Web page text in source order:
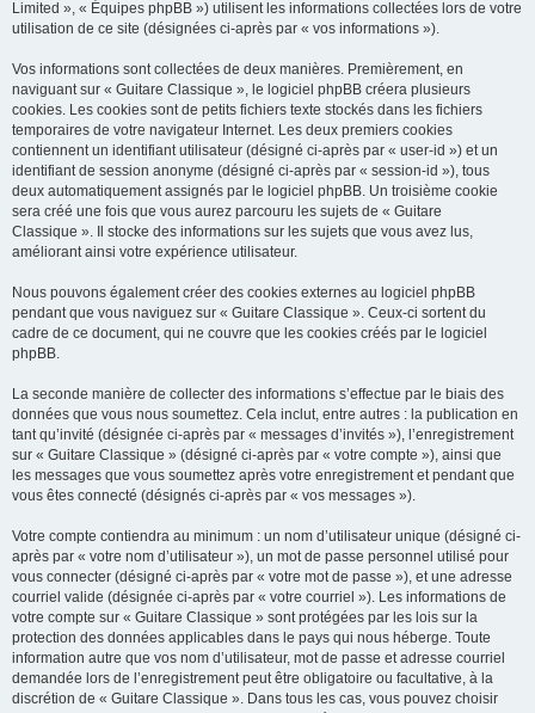
Limited », « Équipes phpBB ») utilisent les informations collectées lors de votre
utilisation de ce site (désignées ci-après par « vos informations »).
Vos informations sont collectées de deux manières. Premièrement, en
naviguant sur « Guitare Classique », le logiciel phpBB créera plusieurs
cookies. Les cookies sont de petits fichiers texte stockés dans les fichiers
temporaires de votre navigateur Internet. Les deux premiers cookies
contiennent un identifiant utilisateur (désigné ci-après par « user-id ») et un
identifiant de session anonyme (désigné ci-après par « session-id »), tous
deux automatiquement assignés par le logiciel phpBB. Un troisième cookie
sera créé une fois que vous aurez parcouru les sujets de « Guitare
Classique ». Il stocke des informations sur les sujets que vous avez lus,
améliorant ainsi votre expérience utilisateur.
Nous pouvons également créer des cookies externes au logiciel phpBB
pendant que vous naviguez sur « Guitare Classique ». Ceux-ci sortent du
cadre de ce document, qui ne couvre que les cookies créés par le logiciel
phpBB.
La seconde manière de collecter des informations s’effectue par le biais des
données que vous nous soumettez. Cela inclut, entre autres : la publication en
tant qu’invité (désignée ci-après par « messages d’invités »), l’enregistrement
sur « Guitare Classique » (désigné ci-après par « votre compte »), ainsi que
les messages que vous soumettez après votre enregistrement et pendant que
vous êtes connecté (désignés ci-après par « vos messages »).
Votre compte contiendra au minimum : un nom d’utilisateur unique (désigné ci-
après par « votre nom d’utilisateur »), un mot de passe personnel utilisé pour
vous connecter (désigné ci-après par « votre mot de passe »), et une adresse
courriel valide (désignée ci-après par « votre courriel »). Les informations de
votre compte sur « Guitare Classique » sont protégées par les lois sur la
protection des données applicables dans le pays qui nous héberge. Toute
information autre que vos nom d’utilisateur, mot de passe et adresse courriel
demandée lors de l’enregistrement peut être obligatoire ou facultative, à la
discrétion de « Guitare Classique ». Dans tous les cas, vous pouvez choisir